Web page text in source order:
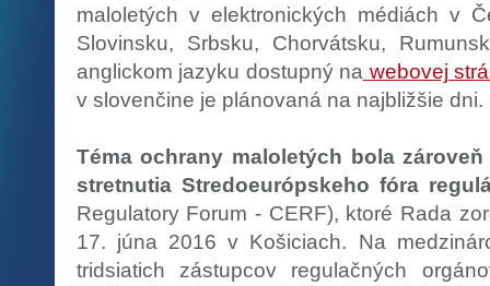
maloletých v elektronických médiách v
Slovinsku, Srbsku, Chorvátsku,
anglickom jazyku dostupný na webovej
v slovenčine je plánovaná na najbližšie
Téma ochrany maloletých bola
stretnutia Stredoeurópskeho fóra
Regulatory Forum - CERF), ktoré Rada
17. júna 2016 v Košiciach. Na
tridsiatich zástupcov regulačných